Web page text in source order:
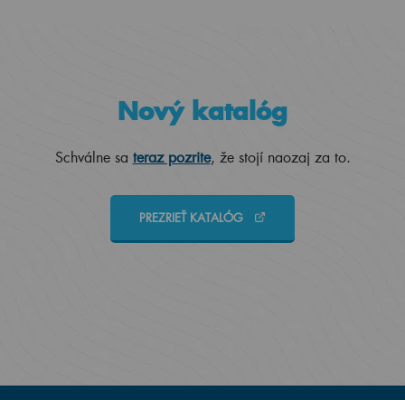
Nový katalóg
Schválne sa teraz pozrite, že stojí naozaj za to.
PREZRIEŤ KATALÓG